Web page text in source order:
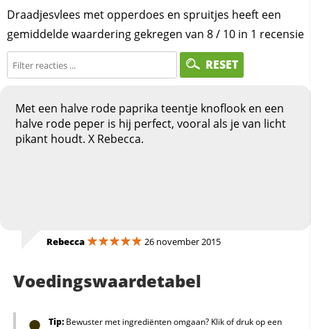
Draadjesvlees met opperdoes en spruitjes heeft een
gemiddelde waardering gekregen van 8/ 10 in 1 recensie
RESET
Met een halve rode paprika teentje knoflook en een
halve rode peper is hij perfect, vooral als je van licht
pikant houdt. X Rebecca.
Rebecca 26 november 2015
Voedingswaardetabel
Tip:Bewuster met ingrediënten omgaan? Klik of druk op een